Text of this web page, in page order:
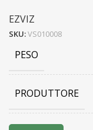
EZVIZ
SKU:VS010008
PESO
PRODUTTORE